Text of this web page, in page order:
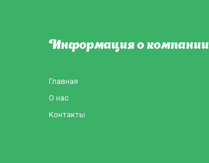
Информация о компании
Главная
О нас
Контакты